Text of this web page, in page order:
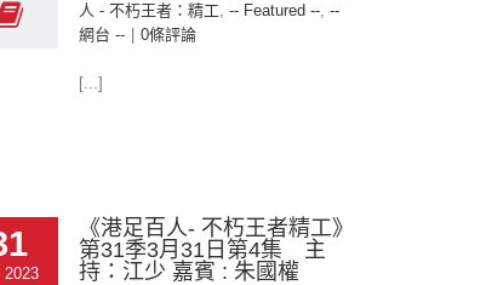
人 - 不朽王者：精工, -- Featured --, --
網台 --
0條評論
[...]
2023
《港足百人- 不朽王者精工》
第31季3月31日第4集 主
持：江少 嘉賓 : 朱國權